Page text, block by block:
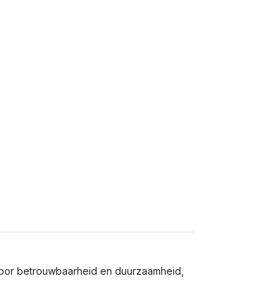
betrouwbaarheid en duurzaamheid,